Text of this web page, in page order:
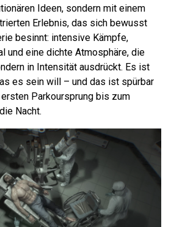
Ideen, sondern mit einem
Erlebnis, das sich bewusst
besinnt: intensive Kämpfe,
und eine dichte Atmosphäre, die
in Intensität ausdrückt. Es ist
es sein will – und das ist spürbar
Parkoursprung bis zum
Nacht.